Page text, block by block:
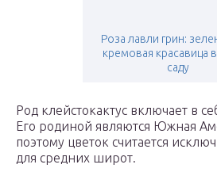
Роза лавли грин:
кремовая красавица
саду
Род клейстокактус включает в
Его родиной являются Южная
поэтому цветок считается
для средних широт.